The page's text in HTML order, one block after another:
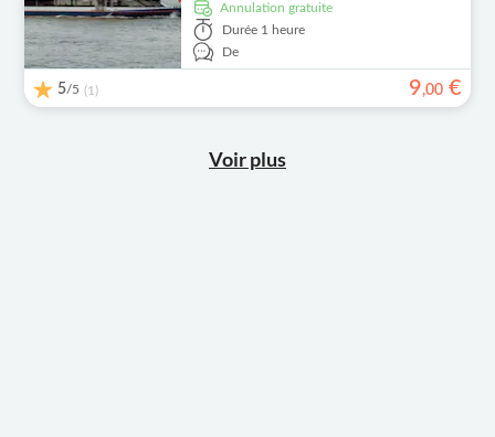
Annulation gratuite
Durée 1 heure
De
5/5 (1) 9,00 €
Voir plus